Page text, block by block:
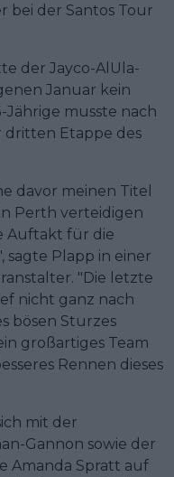
bei der Santos Tour
der Jayco-AlUla-
Januar kein
musste nach
dritten Etappe des
davor meinen Titel
Perth verteidigen
Auftakt für die
sagte Plapp in einer
"Die letzte
nicht ganz nach
bösen Sturzes
großartiges Team
Rennen dieses
mit der
Gannon sowie der
Amanda Spratt auf